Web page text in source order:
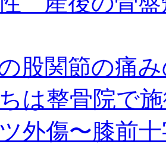
股関節の痛
は整骨院で
外傷〜膝前